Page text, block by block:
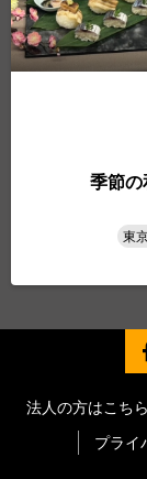
季節
東
法人の方はこちら
プライ